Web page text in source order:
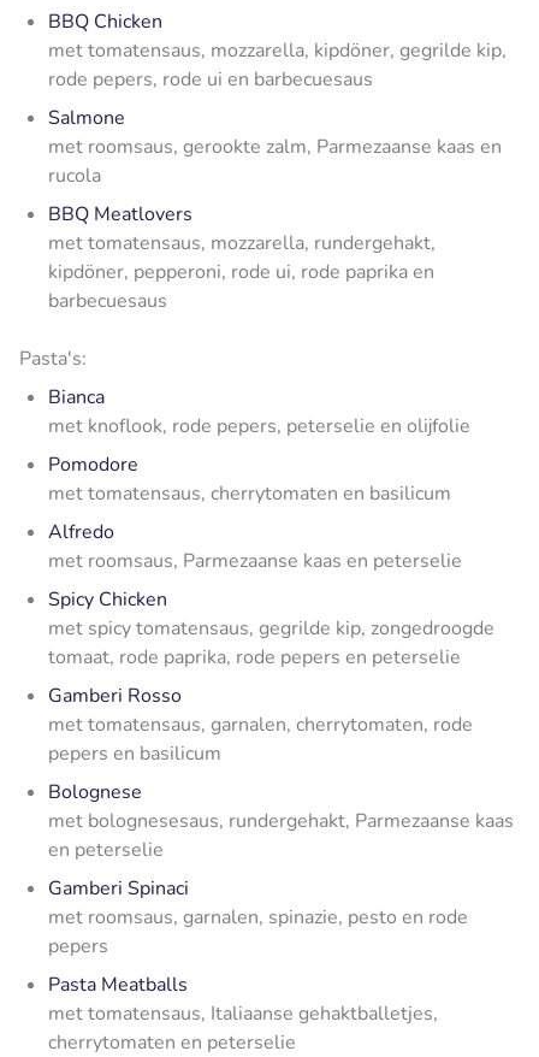
BBQ Chicken
met tomatensaus, mozzarella, kipdöner, gegrilde kip,
rode pepers, rode ui en barbecuesaus
Salmone
met roomsaus, gerookte zalm, Parmezaanse kaas en
rucola
BBQ Meatlovers
met tomatensaus, mozzarella, rundergehakt,
kipdöner, pepperoni, rode ui, rode paprika en
barbecuesaus
Pasta's:
Bianca
met knoflook, rode pepers, peterselie en olijfolie
Pomodore
met tomatensaus, cherrytomaten en basilicum
Alfredo
met roomsaus, Parmezaanse kaas en peterselie
Spicy Chicken
met spicy tomatensaus, gegrilde kip, zongedroogde
tomaat, rode paprika, rode pepers en peterselie
Gamberi Rosso
met tomatensaus, garnalen, cherrytomaten, rode
pepers en basilicum
Bolognese
met bolognesesaus, rundergehakt, Parmezaanse kaas
en peterselie
Gamberi Spinaci
met roomsaus, garnalen, spinazie, pesto en rode
pepers
Pasta Meatballs
met tomatensaus, Italiaanse gehaktballetjes,
cherrytomaten en peterselie